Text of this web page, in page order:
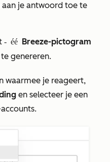
je antwoord toe te
Breeze-pictogram met één ster
Breeze-pictogram
genereren.
waarmee je reageert,
en selecteer je een